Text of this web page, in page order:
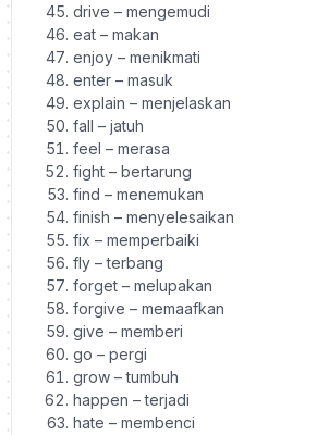
drive – mengemudi
eat – makan
enjoy – menikmati
enter – masuk
explain – menjelaskan
fall – jatuh
feel – merasa
fight – bertarung
find – menemukan
finish – menyelesaikan
fix – memperbaiki
fly – terbang
forget – melupakan
forgive – memaafkan
give – memberi
go – pergi
grow – tumbuh
happen – terjadi
hate – membenci